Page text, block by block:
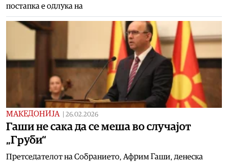
постапка е одлука на
МАКЕДОНИЈА 26.02.2026
Гаши не сака да се меша во случајот
„Груби“
Претседателот на Собранието, Африм Гаши, денеска